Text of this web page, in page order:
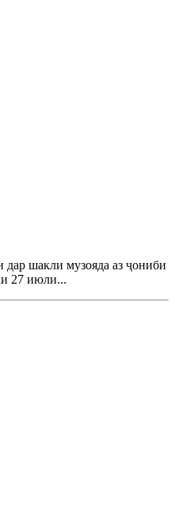
шакли музояда аз ҷониби
27 июли...